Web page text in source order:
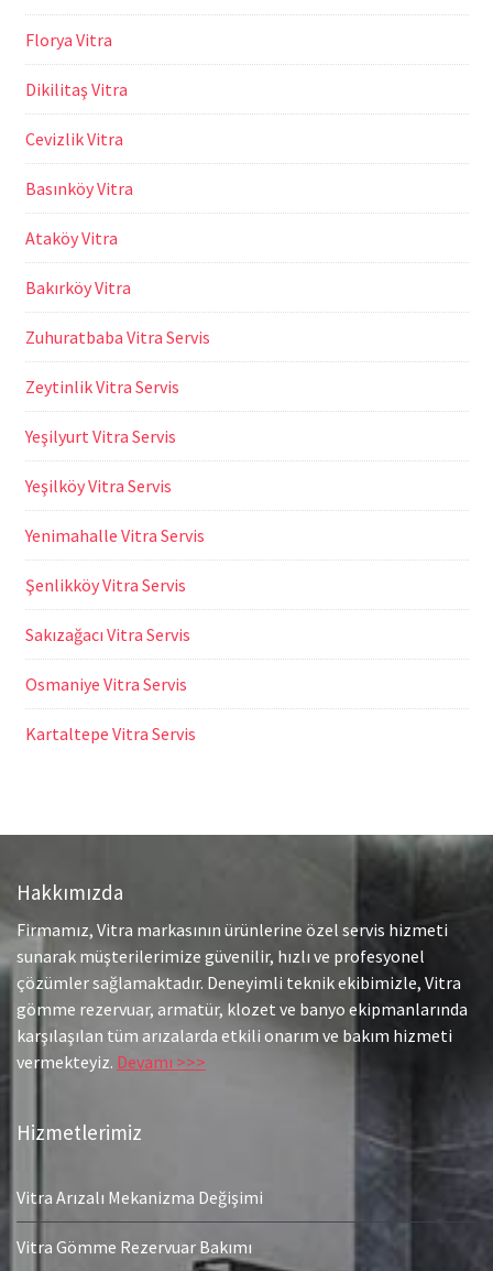
Florya Vitra
Dikilitaş Vitra
Cevizlik Vitra
Basınköy Vitra
Ataköy Vitra
Bakırköy Vitra
Zuhuratbaba Vitra Servis
Zeytinlik Vitra Servis
Yeşilyurt Vitra Servis
Yeşilköy Vitra Servis
Yenimahalle Vitra Servis
Şenlikköy Vitra Servis
Sakızağacı Vitra Servis
Osmaniye Vitra Servis
Kartaltepe Vitra Servis
Hakkımızda
Firmamız, Vitra markasının ürünlerine özel servis hizmeti
sunarak müşterilerimize güvenilir, hızlı ve profesyonel
çözümler sağlamaktadır. Deneyimli teknik ekibimizle, Vitra
gömme rezervuar, armatür, klozet ve banyo ekipmanlarında
karşılaşılan tüm arızalarda etkili onarım ve bakım hizmeti
vermekteyiz. Devamı >>>
Hizmetlerimiz
Vitra Arızalı Mekanizma Değişimi
Vitra Gömme Rezervuar Bakımı